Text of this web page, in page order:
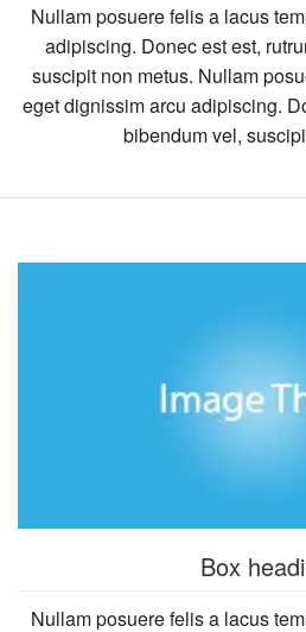
Nullam posuere felis a lacus
adipiscing. Donec est est,
suscipit non metus. Nullam
eget dignissim arcu adipiscing.
bibendum vel,
Box
Nullam posuere felis a lacus